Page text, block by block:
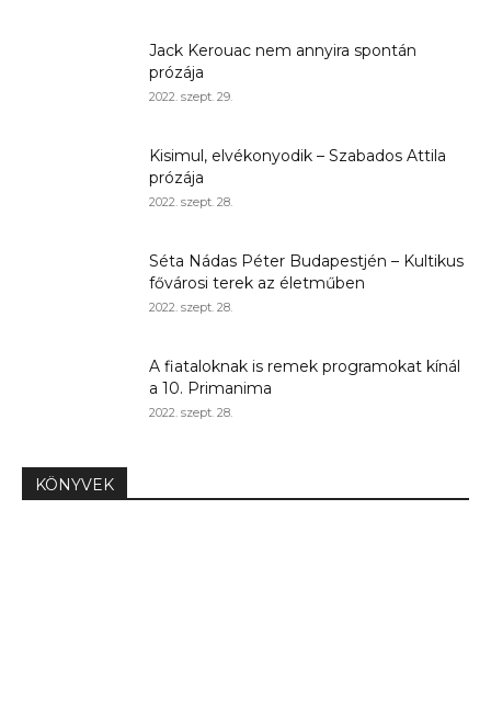
Jack Kerouac nem annyira spontán
prózája
2022. szept. 29.
Kisimul, elvékonyodik – Szabados Attila
prózája
2022. szept. 28.
Séta Nádas Péter Budapestjén – Kultikus
fővárosi terek az életműben
2022. szept. 28.
A fiataloknak is remek programokat kínál
a 10. Primanima
2022. szept. 28.
KÖNYVEK